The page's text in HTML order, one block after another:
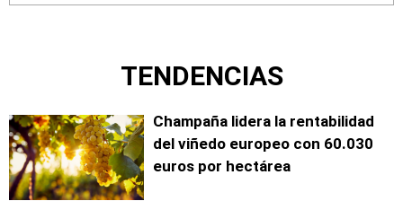
TENDENCIAS
Champaña lidera la rentabilidad
del viñedo europeo con 60.030
euros por hectárea